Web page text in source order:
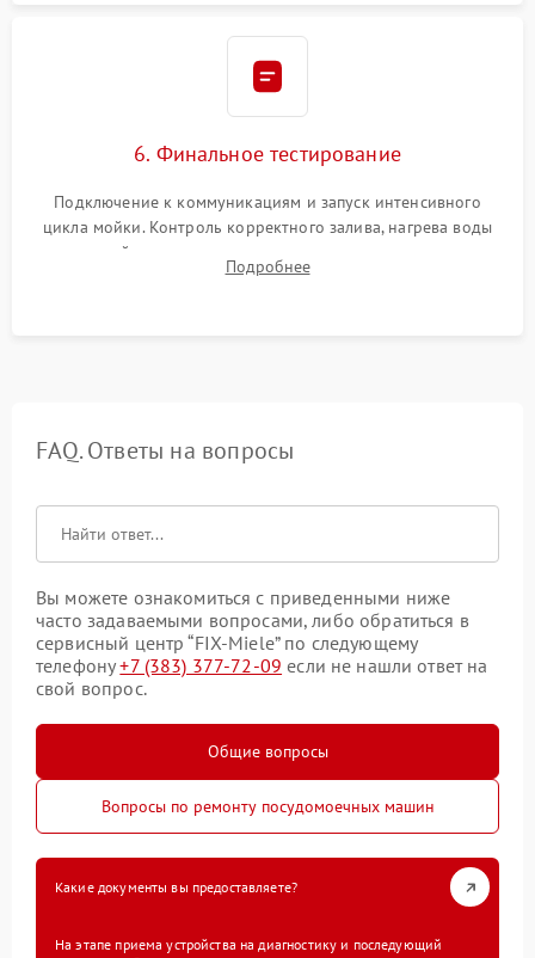
6. Финальное тестирование
Подключение к коммуникациям и запуск интенсивного
цикла мойки. Контроль корректного залива, нагрева воды
до нужной температуры, отсутствия посторонних шумов,
штатного слива и абсолютной сухости в поддоне.
Подробнее
FAQ. Ответы на вопросы
Вы можете ознакомиться с приведенными ниже
часто задаваемыми вопросами, либо обратиться в
сервисный центр “FIX-Miele” по следующему
телефону+7 (383) 377-72-09 если не нашли ответ на
свой вопрос.
Общие вопросы
Вопросы по ремонту посудомоечных машин
Какие документы вы предоставляете?
На этапе приема устройства на диагностику и последующий